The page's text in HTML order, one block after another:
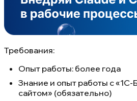
Требования:
Опыт работы: более года
Знание и опыт работы с «1С-
сайтом» (обязательно)